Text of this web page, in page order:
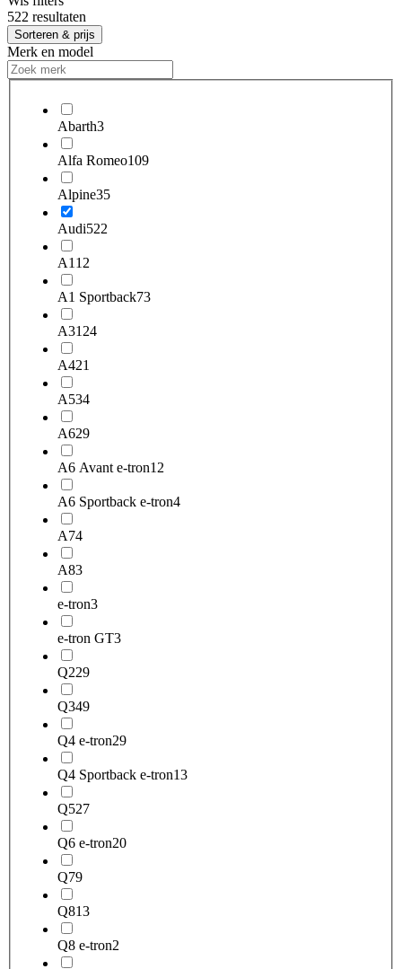
522 resultaten
Sorteren & prijs
Merk en model
Abarth3
Alfa Romeo109
Alpine35
Audi522
A1 12
A1 Sportback73
A3124
A421
A534
A629
A6 Avant e-tron12
A6 Sportback e-tron4
A74
A83
e-tron3
e-tron GT3
Q229
Q349
Q4 e-tron29
Q4 Sportback e-tron13
Q527
Q6 e-tron20
Q79
Q813
Q8 e-tron2